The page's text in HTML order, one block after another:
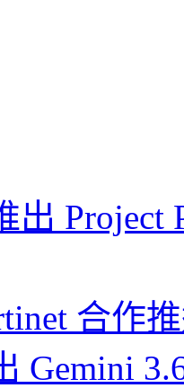
出 Project
合作
Gemini